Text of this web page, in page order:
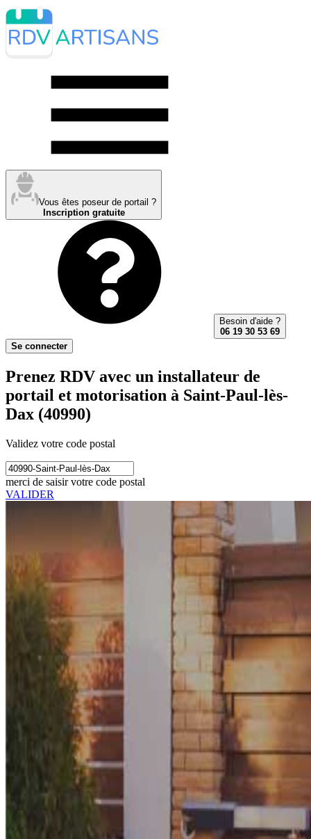
Vous êtes poseur de portail ?
Inscription gratuite
Besoin d'aide ?
06 19 30 53 69
Se connecter
Prenez RDV avec un installateur de
portail et motorisation à Saint-Paul-lès-
Dax (40990)
Validez votre code postal
merci de saisir votre code postal
VALIDER